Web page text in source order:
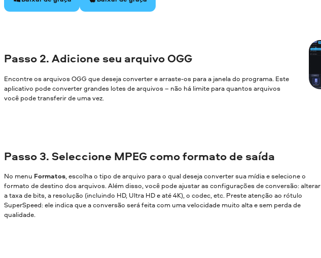
Passo 2. Adicione seu arquivo OGG
Encontre os arquivos OGG que deseja converter e arraste-os para a janela do programa. Este
aplicativo pode converter grandes lotes de arquivos – não há limite para quantos arquivos
você pode transferir de uma vez.
Passo 3. Seleccione MPEG como formato de saída
No menu Formatos, escolha o tipo de arquivo para o qual deseja converter sua mídia e selecione o
formato de destino dos arquivos. Além disso, você pode ajustar as configurações de conversão: alterar
a taxa de bits, a resolução (incluindo HD, Ultra HD e até 4K), o codec, etc. Preste atenção ao rótulo
SuperSpeed: ele indica que a conversão será feita com uma velocidade muito alta e sem perda de
qualidade.